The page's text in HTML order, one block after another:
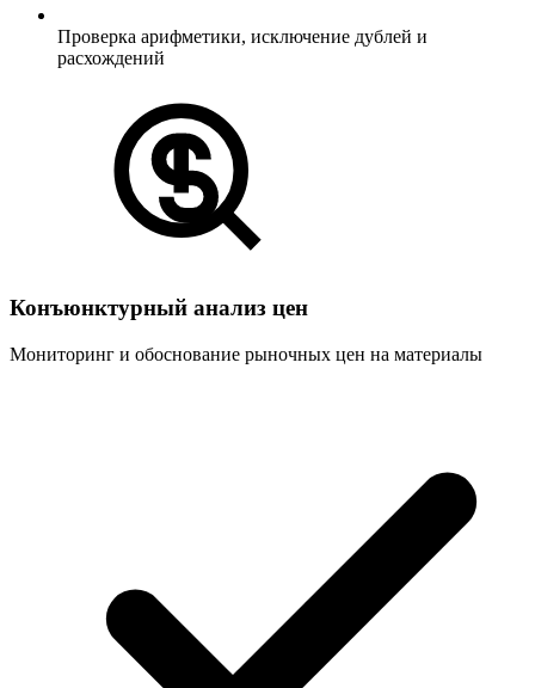
Проверка арифметики, исключение дублей и
расхождений
Конъюнктурный анализ цен
Мониторинг и обоснование рыночных цен на материалы